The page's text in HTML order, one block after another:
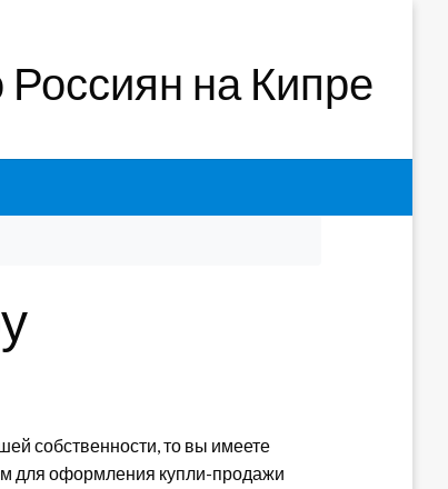
на Кипре
собственности, то вы имеете
для оформления купли-продажи